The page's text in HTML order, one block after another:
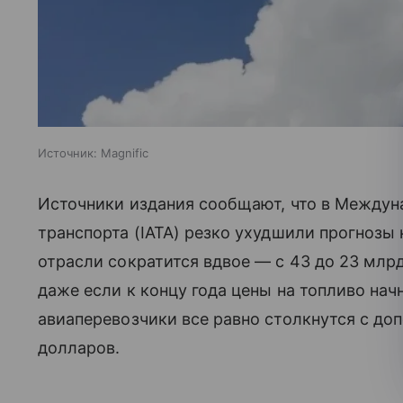
Источник: Magnific
Источники издания сообщают, что в
транспорта (IATA) резко ухудшили
отрасли сократится вдвое — с 43 до 23
даже если к концу года цены на топливо
авиаперевозчики все равно столкнутся с
долларов.